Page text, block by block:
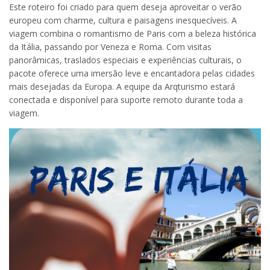
Este roteiro foi criado para quem deseja aproveitar o verão
europeu com charme, cultura e paisagens inesquecíveis. A
viagem combina o romantismo de Paris com a beleza histórica
da Itália, passando por Veneza e Roma. Com visitas
panorâmicas, traslados especiais e experiências culturais, o
pacote oferece uma imersão leve e encantadora pelas cidades
mais desejadas da Europa. A equipe da Arqturismo estará
conectada e disponível para suporte remoto durante toda a
viagem.